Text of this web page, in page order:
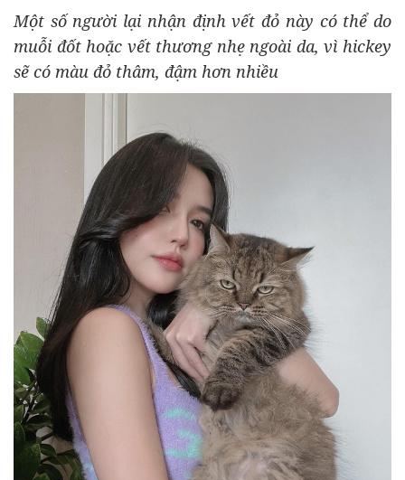
Một số người lại nhận định vết đỏ này có thể do
muỗi đốt hoặc vết thương nhẹ ngoài da, vì hickey
sẽ có màu đỏ thâm, đậm hơn nhiều